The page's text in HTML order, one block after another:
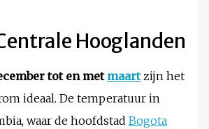
Hooglanden
tot en met maartzijn het
ideaal. De temperatuur in
waar de hoofdstad Bogota